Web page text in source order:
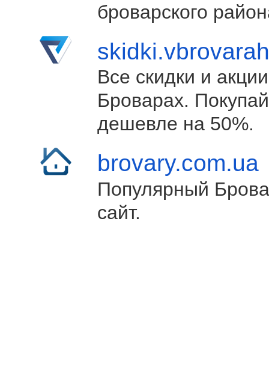
броварского
Все скидки и
Броварах.
дешевле на 50%.
brovary.com.ua
Популярный
сайт.